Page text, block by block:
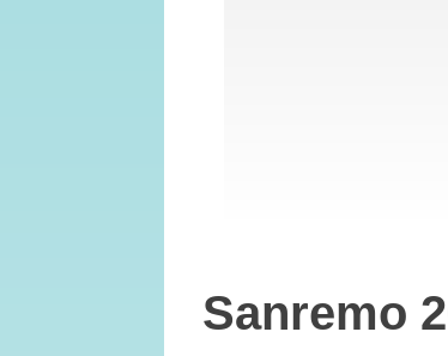
Sanremo